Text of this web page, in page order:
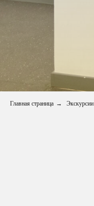
Главная страница → Экскурсии